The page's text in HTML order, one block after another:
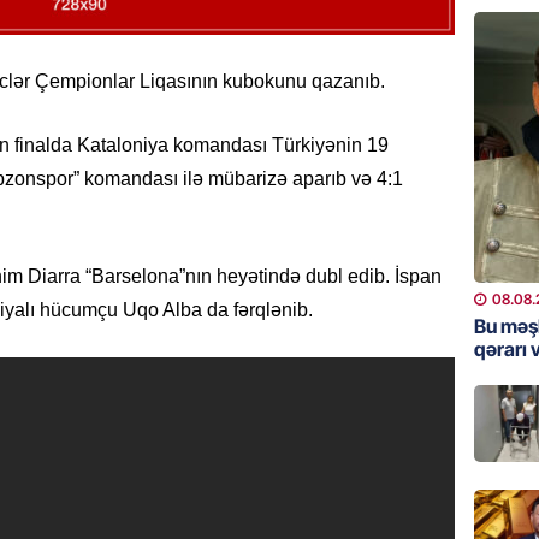
Çempionlar Liqasının kubokunu qazanıb.
finalda Kataloniya komandası Türkiyənin 19
komandası ilə mübarizə aparıb və 4:1
Diarra “Barselona”nın heyətində dubl edib. İspan
hücumçu Uqo Alba da fərqlənib.
MANŞET
Video
BANNER
Məsud
MANŞET
Nikol
ZƏNG
Bu
qərarı